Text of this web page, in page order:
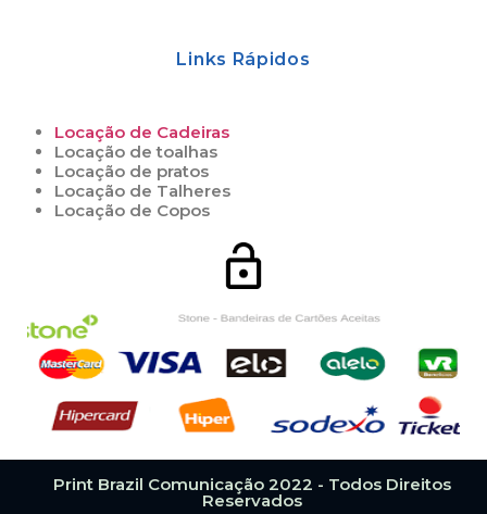
Links Rápidos
Locação de Cadeiras
Locação de toalhas
Locação de pratos
Locação de Talheres
Locação de Copos
Print Brazil Comunicação 2022 - Todos Direitos
Reservados